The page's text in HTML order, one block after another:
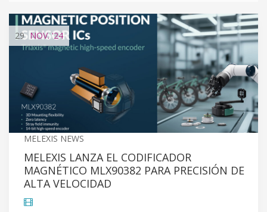
29 NOV.'24
MELEXIS NEWS
MELEXIS LANZA EL CODIFICADOR
MAGNÉTICO MLX90382 PARA PRECISIÓN DE
ALTA VELOCIDAD